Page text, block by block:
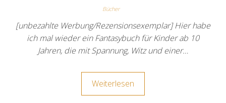
Bücher
[unbezahlte Werbung/Rezensionsexemplar] Hier habe
ich mal wieder ein Fantasybuch für Kinder ab 10
Jahren, die mit Spannung, Witz und einer…
Weiterlesen